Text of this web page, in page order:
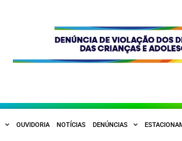
OUVIDORIA NOTÍCIAS DENÚNCIAS